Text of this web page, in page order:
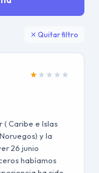
✕ Quitar filtro
★★ ★ ★ ★
( Caribe e Islas
y la
26 junio
habíamos